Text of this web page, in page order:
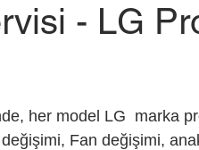
- LG
her model LG  marka
Fan değişimi,